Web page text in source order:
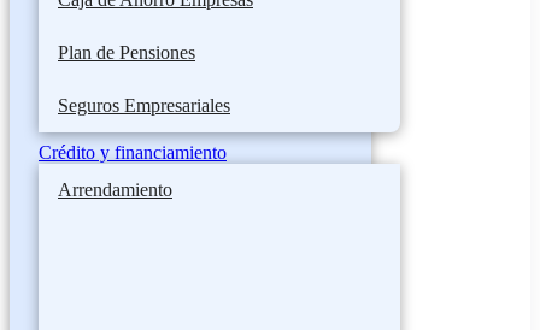
Plan de Pensiones
Seguros Empresariales
Crédito y financiamiento
Arrendamiento